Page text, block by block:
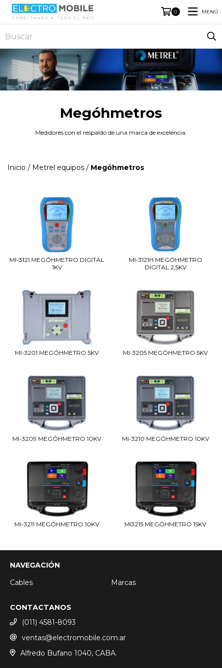
0 MENÚ
Megóhmetros
Medidores con el respaldo de una marca de excelencia.
Inicio / Metrel equipos / Megóhmetros
MI-3121 MEGÓHMETRO DIGITAL
1KV
MI-3121H MEGÓHMETRO
DIGITAL 2,5KV
MI-3201 MEGÓHMETRO 5KV MI-3205 MEGÓHMETRO 5KV
MI-3209 MEGÓHMETRO 10KV MI-3210 MEGÓHMETRO 10KV
MI-3211 MEGÓHMETRO 10KV MI3215 MEGÓHMETRO 15KV
NAVEGACIÓN
Cables
Marcas
CONTACTANOS
(011) 4581-8093
ventas@electromobile.com.ar
Alfredo Bufano 1040, CABA.